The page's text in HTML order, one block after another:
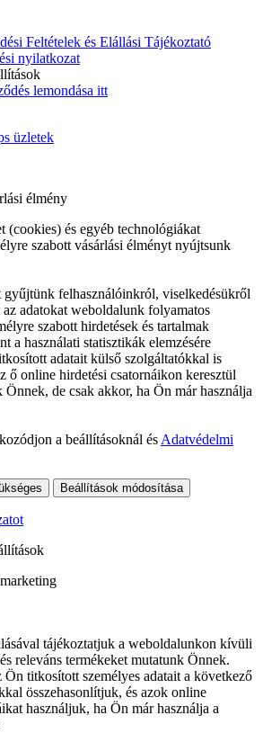
Feltételek és Elállási Tájékoztató
nyilatkozat
lemondása itt
üzletek
élmény
(cookies) és egyéb technológiákat
szabott vásárlási élményt nyújtsunk
gyűjtünk felhasználóinkról, viselkedésükről
adatokat weboldalunk folyamatos
szabott hirdetések és tartalmak
a használati statisztikák elemzésére
adatait külső szolgáltatókkal is
ő online hirdetési csatornáikon keresztül
Önnek, de csak akkor, ha Ön már használja
a beállításoknál és Adatvédelmi
Beállítások módosítása
tájékoztatjuk a weboldalunkon kívüli
releváns termékeket mutatunk Önnek.
titkosított személyes adatait a következő
összehasonlítjuk, és azok online
használjuk, ha Ön már használja a